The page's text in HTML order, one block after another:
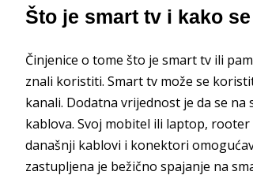
Što je smart tv i kako
Činjenice o tome što je smart tv ili
znali koristiti. Smart tv može se
kanali. Dodatna vrijednost je da se
kablova. Svoj mobitel ili laptop,
današnji kablovi i konektori
zastupljena je bežično spajanje na